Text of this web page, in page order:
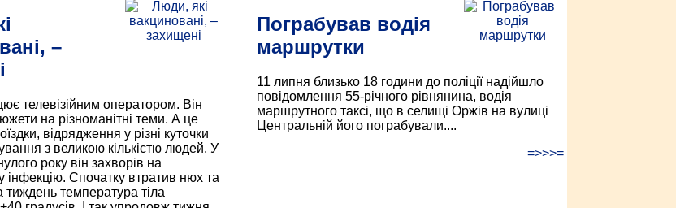
–
телевізійним оператором. Він
на різноманітні теми. А це
відрядження у різні куточки
з великою кількістю людей. У
року він захворів на
інфекцію. Спочатку втратив нюх та
тиждень температура тіла
Пограбував водія
маршрутки
11 липня близько 18 години до поліції надійшло
повідомлення 55-річного рівнянина, водія
маршрутного таксі, що в селищі Оржів на вулиці
Центральній його пограбували....
=>>>=